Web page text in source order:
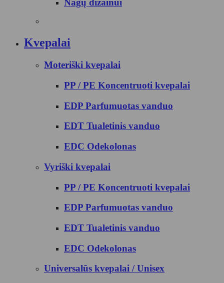
Kvepalai
Moteriški kvepalai
PP / PE Koncentruoti kvepalai
EDP Parfumuotas vanduo
EDT Tualetinis vanduo
EDC Odekolonas
Vyriški kvepalai
PP / PE Koncentruoti kvepalai
EDP Parfumuotas vanduo
EDT Tualetinis vanduo
EDC Odekolonas
Universalūs kvepalai / Unisex